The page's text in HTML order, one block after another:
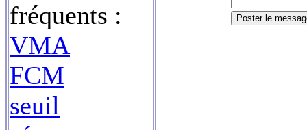
fréquents :
VMA
FCM
seuil